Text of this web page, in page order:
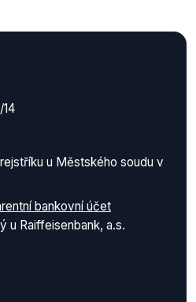
u Městského soudu v
bankovní účet
u Raiffeisenbank, a.s.